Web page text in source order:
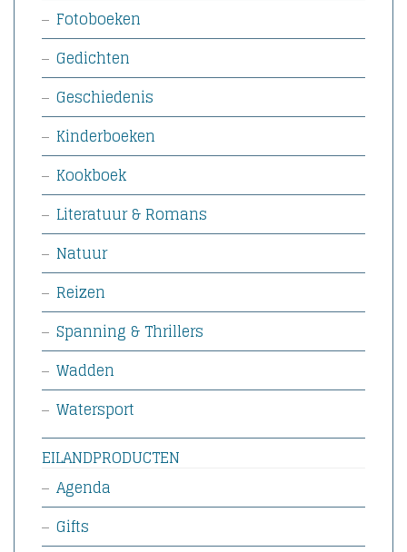
Fotoboeken
Gedichten
Geschiedenis
Kinderboeken
Kookboek
Literatuur & Romans
Natuur
Reizen
Spanning & Thrillers
Wadden
Watersport
EILANDPRODUCTEN
Agenda
Gifts